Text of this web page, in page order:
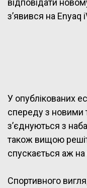
з’явився на Enyaq
У опублікованих
спереду з новими
з’єднуються з
також вищою
спускається аж
Спортивного